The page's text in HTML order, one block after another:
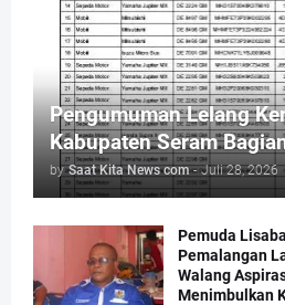
Pengumuman Lelang
Kabupaten Seram
by Saat Kita News com - Juli 28, 2026
Pemuda
Pemalangan
Walang
Menimbulkan